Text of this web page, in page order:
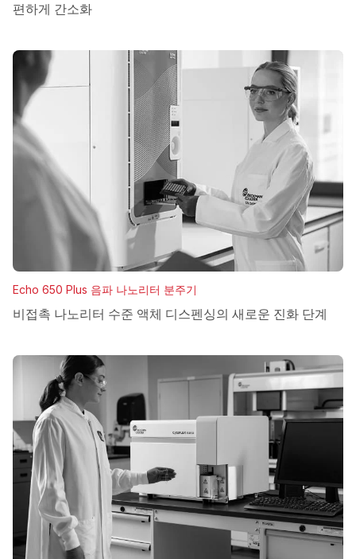
편하게 간소화
Echo 650 Plus 음파 나노리터 분주기
비접촉 나노리터 수준 액체 디스펜싱의 새로운 진화 단계